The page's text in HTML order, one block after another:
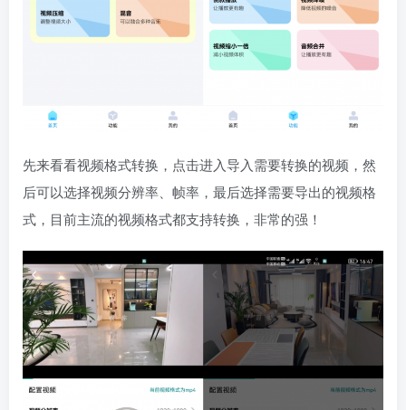
先来看看视频格式转换，点击进入导入需要转换的视频，然
后可以选择视频分辨率、帧率，最后选择需要导出的视频格
式，目前主流的视频格式都支持转换，非常的强！